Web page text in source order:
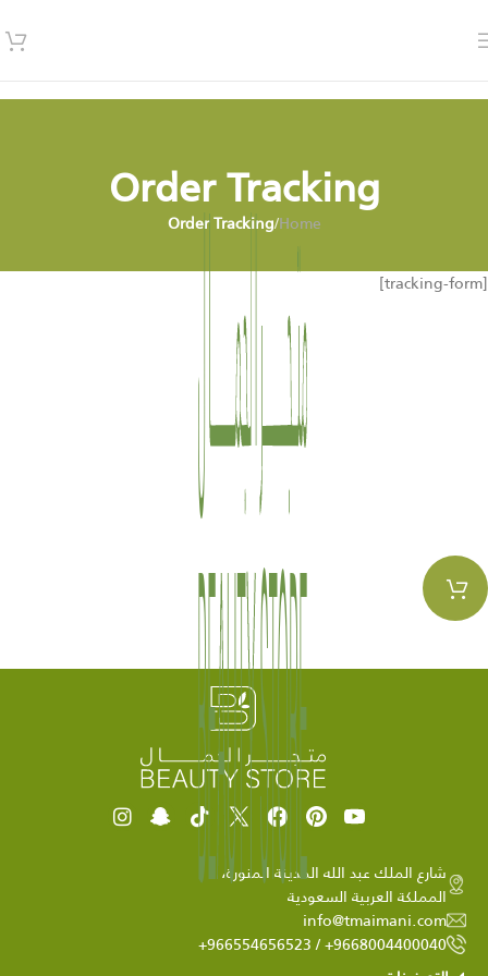
Order Tracking
Home
/
Order Tracking
[tracking-form]
شارع الملك عبد الله المدينة المنورة،
المملكة العربية السعودية
info@tmaimani.com
9668004400040+ / 966554656523+